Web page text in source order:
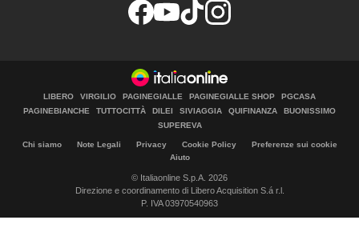
LIBERO VIRGILIO PAGINEGIALLE PAGINEGIALLE SHOP
PGCASA
PAGINEBIANCHE
TUTTOCITTÀ DILEI SIVIAGGIA QUIFINANZA
BUONISSIMO
SUPEREVA
Chi siamo Note Legali Privacy Cookie Policy
Preferenze sui cookie
Aiuto
© Italiaonline S.p.A. 2026
Direzione e coordinamento di Libero Acquisition S.á r.l.
P. IVA 03970540963